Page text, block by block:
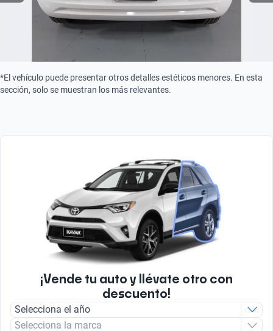
*El vehículo puede presentar otros detalles estéticos menores. En esta
sección, solo se muestran los más relevantes.
¡Vende tu auto y llévate otro con
descuento!
Selecciona el año
Selecciona la marca